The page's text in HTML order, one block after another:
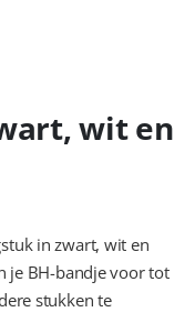
wit en
in zwart, wit en
je BH-bandje voor tot
stukken te